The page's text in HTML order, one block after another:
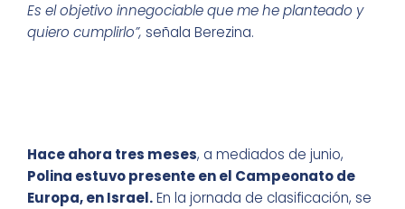
Es el objetivo innegociable que me he planteado y
quiero cumplirlo”, señala Berezina.
Hace ahora tres meses, a mediados de junio,
Polina estuvo presente en el Campeonato de
Europa, en Israel.En la jornada de clasificación, se